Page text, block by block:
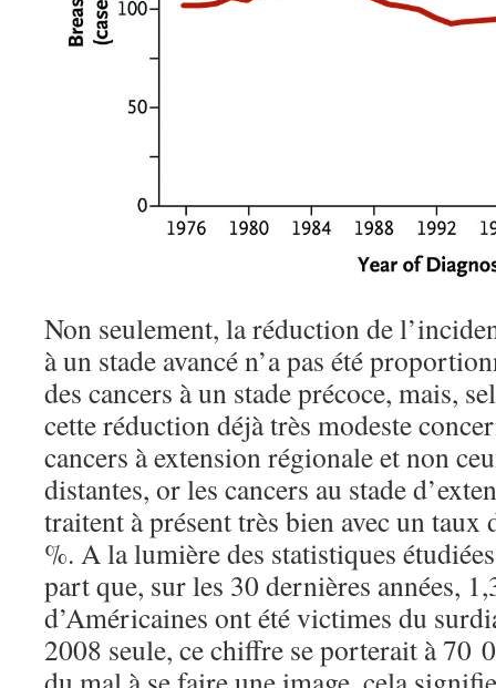
Non seulement, la réduction de
à un stade avancé n’a pas été
des cancers à un stade précoce, mais,
cette réduction déjà très modeste
cancers à extension régionale et non
distantes, or les cancers au stade
traitent à présent très bien avec un taux
%. A la lumière des statistiques
part que, sur les 30 dernières années,
d’Américaines ont été victimes du
2008 seule, ce chiffre se porterait à 70